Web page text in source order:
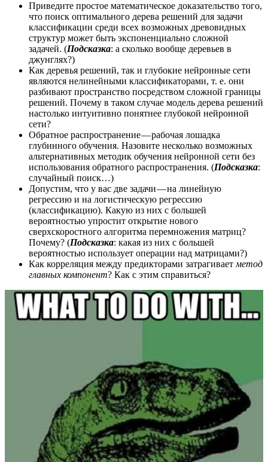
Приведите простое математическое доказательство того,
что поиск оптимального дерева решений для задачи
классификации среди всех возможных древовидных
структур может быть экспоненциально сложной
задачей. (Подсказка: а сколько вообще деревьев в
джунглях?)
Как деревья решений, так и глубокие нейронные сети
являются нелинейными классификаторами, т. е. они
разбивают пространство посредством сложной границы
решений. Почему в таком случае модель дерева решений
настолько интуитивно понятнее глубокой нейронной
сети?
Обратное распространение — рабочая лошадка
глубинного обучения. Назовите несколько возможных
альтернативных методик обучения нейронной сети без
использования обратного распространения. (Подсказка:
случайный поиск…)
Допустим, что у вас две задачи — на линейную
регрессию и на логистическую регрессию
(классификацию). Какую из них с большей
вероятностью упростит открытие нового
сверхскоростного алгоритма перемножения матриц?
Почему? (Подсказка: какая из них с большей
вероятностью использует операции над матрицами?)
Как корреляция между предикторами затрагивает метод
главных компонент? Как с этим справиться?